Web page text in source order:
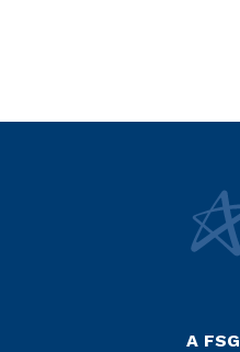
A FSG